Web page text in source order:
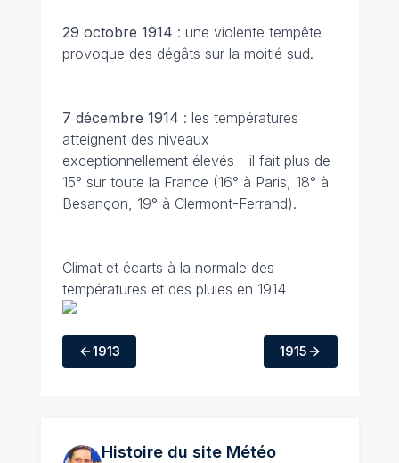
29 octobre 1914 : une violente tempête
provoque des dégâts sur la moitié sud.
7 décembre 1914 : les températures
atteignent des niveaux
exceptionnellement élevés - il fait plus de
15° sur toute la France (16° à Paris, 18° à
Besançon, 19° à Clermont-Ferrand).
Climat et écarts à la normale des
températures et des pluies en 1914
1913 1915
Histoire du site Météo